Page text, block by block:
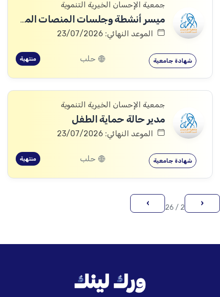
جمعية الإحسان الخيرية التنموية
ميسر أنشطة وجلسات المنصات المجتمعية
الموعد النهائي: 23/07/2026
شهادة جامعية حلب منتهية
جمعية الإحسان الخيرية التنموية
مدير حالة حماية الطفل
الموعد النهائي: 23/07/2026
شهادة جامعية حلب منتهية
‹
2 / 26
›